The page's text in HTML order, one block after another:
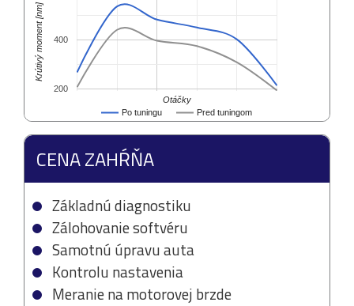
Po tuningu Pred tuningom
200
400
Otáčky
Krútivý moment [nm]
CENA ZAHŔŇA
Základnú diagnostiku
Zálohovanie softvéru
Samotnú úpravu auta
Kontrolu nastavenia
Meranie na motorovej brzde